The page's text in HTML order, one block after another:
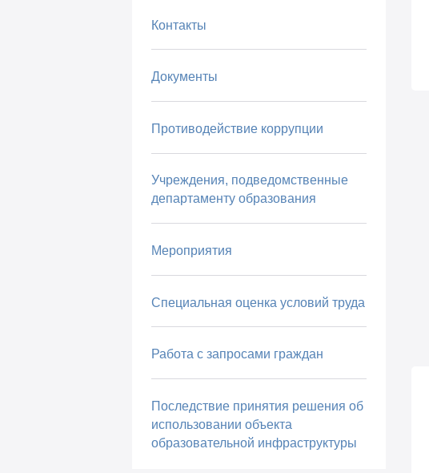
Контакты
Документы
Противодействие коррупции
Учреждения, подведомственные
департаменту образования
Мероприятия
Специальная оценка условий труда
Работа с запросами граждан
Последствие принятия решения об
использовании объекта
образовательной инфраструктуры